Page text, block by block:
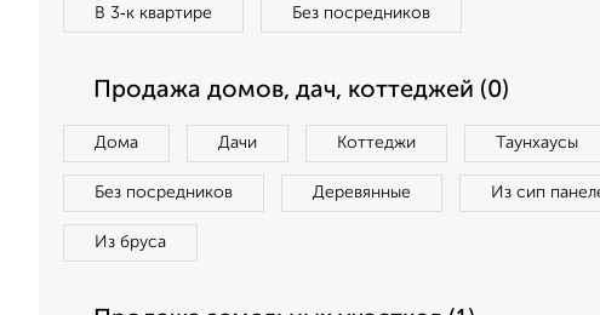
В 3‑к квартире Без посредников
Продажа домов, дач, коттеджей (0)
Дома Дачи Коттеджи Таунхаусы
Без посредников Деревянные Из сип
Из бруса